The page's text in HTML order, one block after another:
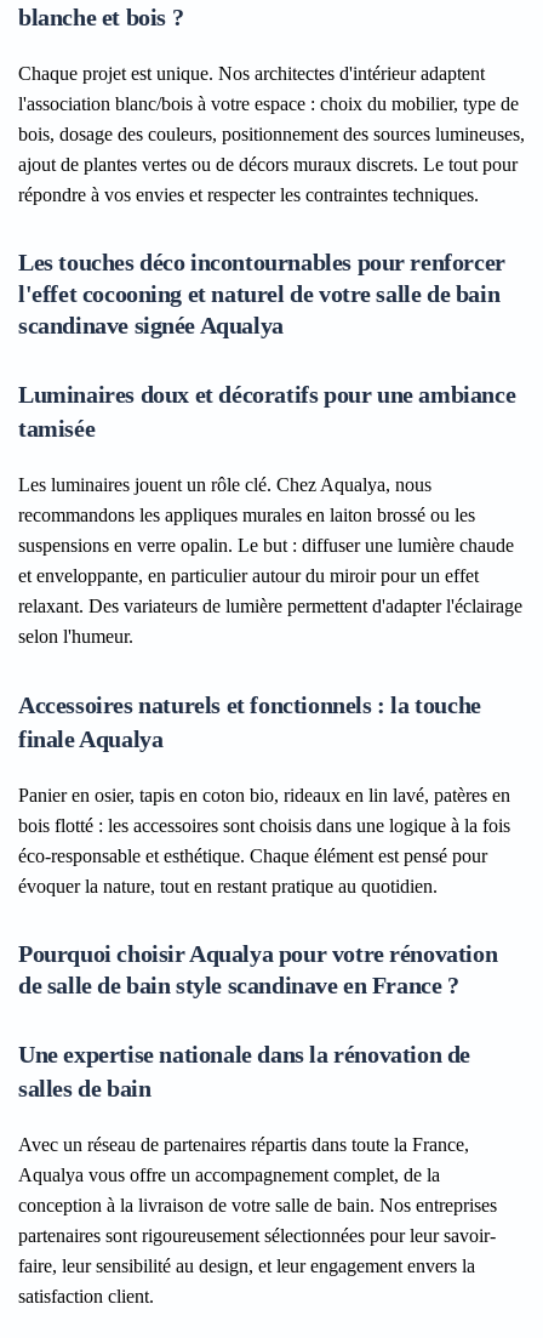
blanche et bois ?
Chaque projet est unique. Nos architectes d'intérieur adaptent
l'association blanc/bois à votre espace : choix du mobilier, type de
bois, dosage des couleurs, positionnement des sources lumineuses,
ajout de plantes vertes ou de décors muraux discrets. Le tout pour
répondre à vos envies et respecter les contraintes techniques.
Les touches déco incontournables pour renforcer
l'effet cocooning et naturel de votre salle de bain
scandinave signée Aqualya
Luminaires doux et décoratifs pour une ambiance
tamisée
Les luminaires jouent un rôle clé. Chez Aqualya, nous
recommandons les appliques murales en laiton brossé ou les
suspensions en verre opalin. Le but : diffuser une lumière chaude
et enveloppante, en particulier autour du miroir pour un effet
relaxant. Des variateurs de lumière permettent d'adapter l'éclairage
selon l'humeur.
Accessoires naturels et fonctionnels : la touche
finale Aqualya
Panier en osier, tapis en coton bio, rideaux en lin lavé, patères en
bois flotté : les accessoires sont choisis dans une logique à la fois
éco-responsable et esthétique. Chaque élément est pensé pour
évoquer la nature, tout en restant pratique au quotidien.
Pourquoi choisir Aqualya pour votre rénovation
de salle de bain style scandinave en France ?
Une expertise nationale dans la rénovation de
salles de bain
Avec un réseau de partenaires répartis dans toute la France,
Aqualya vous offre un accompagnement complet, de la
conception à la livraison de votre salle de bain. Nos entreprises
partenaires sont rigoureusement sélectionnées pour leur savoir-
faire, leur sensibilité au design, et leur engagement envers la
satisfaction client.